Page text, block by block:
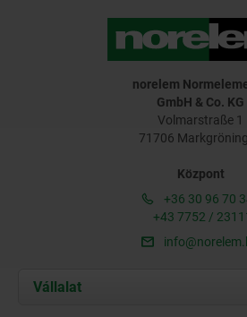
norelem
GmbH & Co. KG
Volmarstraße 1
71706
Központ
+36 30 96 70
+43 7752 /
Vállalat